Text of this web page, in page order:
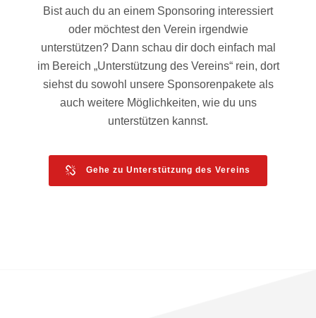
Bist auch du an einem Sponsoring interessiert
oder möchtest den Verein irgendwie
unterstützen? Dann schau dir doch einfach mal
im Bereich „Unterstützung des Vereins“ rein, dort
siehst du sowohl unsere Sponsorenpakete als
auch weitere Möglichkeiten, wie du uns
unterstützen kannst.
Gehe zu Unterstützung des Vereins